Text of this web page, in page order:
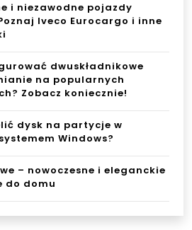
i niezawodne pojazdy
Iveco Eurocargo i inne
dwuskładnikowe
na popularnych
Zobacz koniecznie!
dysk na partycje w
Windows?
– nowoczesne i eleganckie
do domu